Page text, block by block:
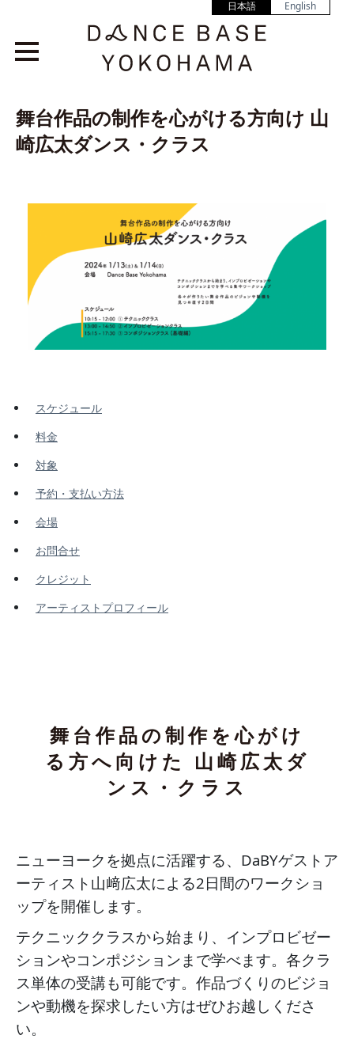
日本語 English
舞台作品の制作を心がける方向け 山
崎広太ダンス・クラス
スケジュール
料金
対象
予約・支払い方法
会場
お問合せ
クレジット
アーティストプロフィール
舞台作品の制作を心がけ
る方へ向けた 山崎広太ダ
ンス・クラス
ニューヨークを拠点に活躍する、DaBYゲストア
ーティスト山﨑広太による2日間のワークショ
ップを開催します。
テクニッククラスから始まり、インプロビゼー
ションやコンポジションまで学べます。各クラ
ス単体の受講も可能です。作品づくりのビジョ
ンや動機を探求したい方はぜひお越しくださ
い。